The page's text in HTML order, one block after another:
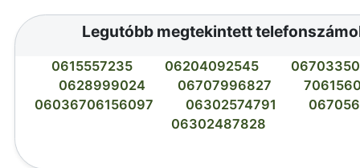
Legutóbb megtekintett
0615557235 06204092545
0628999024
06707996827
06036706156097
06302574791
06302487828